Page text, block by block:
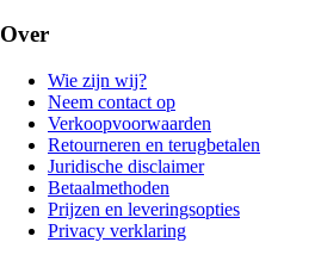
Over
Wie zijn wij?
Neem contact op
Verkoopvoorwaarden
Retourneren en terugbetalen
Juridische disclaimer
Betaalmethoden
Prijzen en leveringsopties
Privacy verklaring